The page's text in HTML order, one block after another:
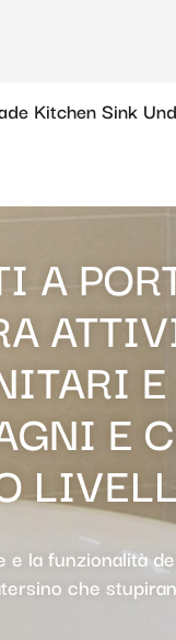
Kitchen Sink
A
E
e la funzionalità
che